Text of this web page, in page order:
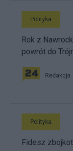
Polityka
Rok z
powrót do
Redakcja
Polityka
Fidesz